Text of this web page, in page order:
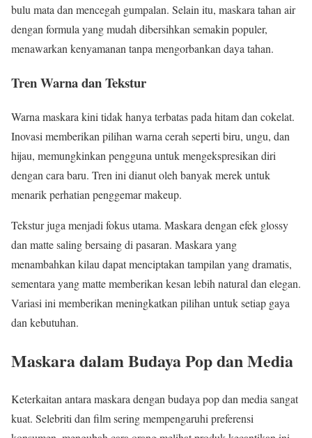
bulu mata dan mencegah gumpalan. Selain itu, maskara tahan air
dengan formula yang mudah dibersihkan semakin populer,
menawarkan kenyamanan tanpa mengorbankan daya tahan.
Tren Warna dan Tekstur
Warna maskara kini tidak hanya terbatas pada hitam dan cokelat.
Inovasi memberikan pilihan warna cerah seperti biru, ungu, dan
hijau, memungkinkan pengguna untuk mengekspresikan diri
dengan cara baru. Tren ini dianut oleh banyak merek untuk
menarik perhatian penggemar makeup.
Tekstur juga menjadi fokus utama. Maskara dengan efek glossy
dan matte saling bersaing di pasaran. Maskara yang
menambahkan kilau dapat menciptakan tampilan yang dramatis,
sementara yang matte memberikan kesan lebih natural dan elegan.
Variasi ini memberikan meningkatkan pilihan untuk setiap gaya
dan kebutuhan.
Maskara dalam Budaya Pop dan Media
Keterkaitan antara maskara dengan budaya pop dan media sangat
kuat. Selebriti dan film sering mempengaruhi preferensi